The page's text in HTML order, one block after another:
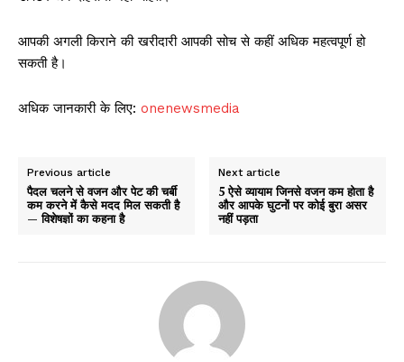
आपकी अगली किराने की खरीदारी आपकी सोच से कहीं अधिक महत्वपूर्ण हो
सकती है।
अधिक जानकारी के लिए: onenewsmedia
Previous article
पैदल चलने से वजन और पेट की चर्बी
कम करने में कैसे मदद मिल सकती है
— विशेषज्ञों का कहना है
Next article
5 ऐसे व्यायाम जिनसे वजन कम होता है
और आपके घुटनों पर कोई बुरा असर
नहीं पड़ता